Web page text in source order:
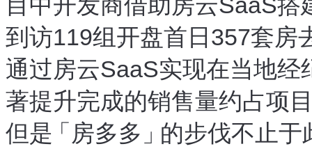
，
到访119组 ，
开盘首日357套房
通过房云SaaS实现在当地经
著提升，完成的销售量约占项
但是「 房多多 」 的步伐不止于